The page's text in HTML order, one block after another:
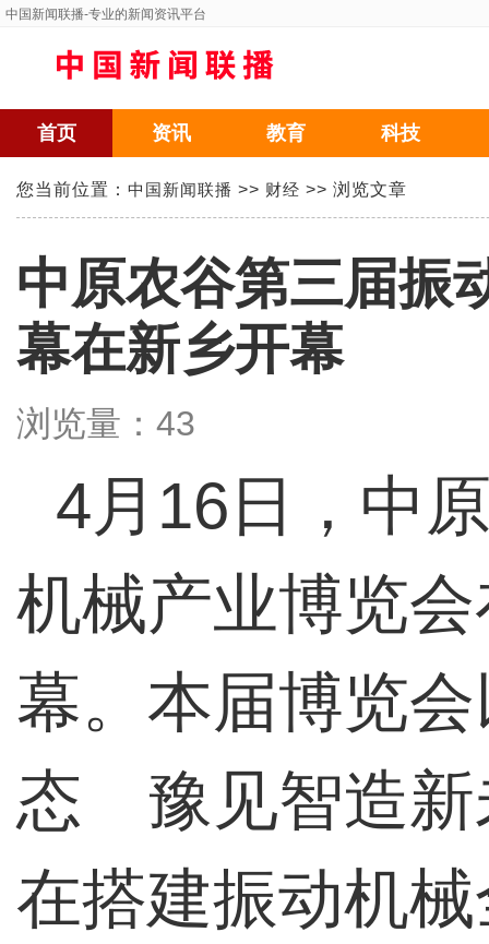
中国新闻联播-专业的新闻资讯平台
首页 资讯 教育 科技
您当前位置： 中国新闻联播 >> 财经 >> 浏览文章
中原农谷第三届振
幕在新乡开幕
浏览量： 43
4月16日，中
机械产业博览
幕。本届博览
态 豫见智造新
在搭建振动机